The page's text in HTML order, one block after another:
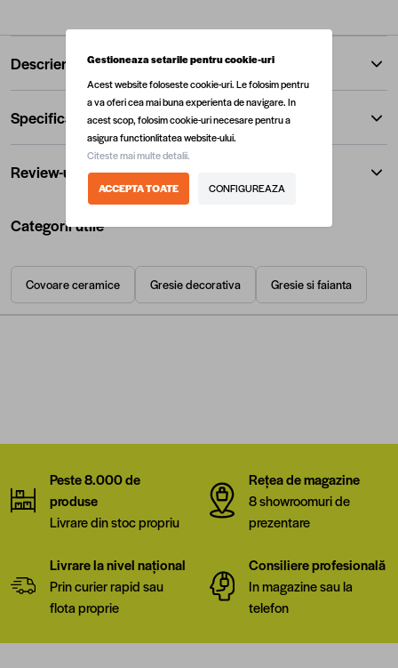
Descriere
Specificatii
Review-uri
Categorii utile
Covoare ceramice Gresie decorativa Gresie si faianta
Peste 8.000 de
produse
Livrare din stoc propriu
Rețea de magazine
8 showroomuri de
prezentare
Livrare la nivel național
Prin curier rapid sau
flota proprie
Consiliere profesională
In magazine sau la
telefon
Gestioneaza setarile pentru cookie-uri
Acest website foloseste cookie-uri. Le folosim pentru
a va oferi cea mai buna experienta de navigare. In
acest scop, folosim cookie-uri necesare pentru a
asigura functionlitatea website-ului.
Citeste mai multe detalii.
ACCEPTA TOATE CONFIGUREAZA